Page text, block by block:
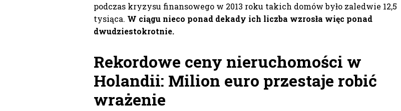
podczas kryzysu finansowego w 2013 roku takich domów było zaledwie 12,5
tysiąca. W ciągu nieco ponad dekady ich liczba wzrosła więc ponad
dwudziestokrotnie.
Rekordowe ceny nieruchomości w
Holandii: Milion euro przestaje robić
wrażenie